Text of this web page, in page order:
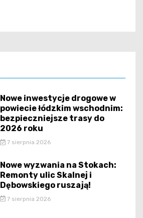
Nowe inwestycje drogowe w
powiecie łódzkim wschodnim:
bezpieczniejsze trasy do
2026 roku
7 sierpnia 2026
Nowe wyzwania na Stokach:
Remonty ulic Skalnej i
Dębowskiego ruszają!
7 sierpnia 2026